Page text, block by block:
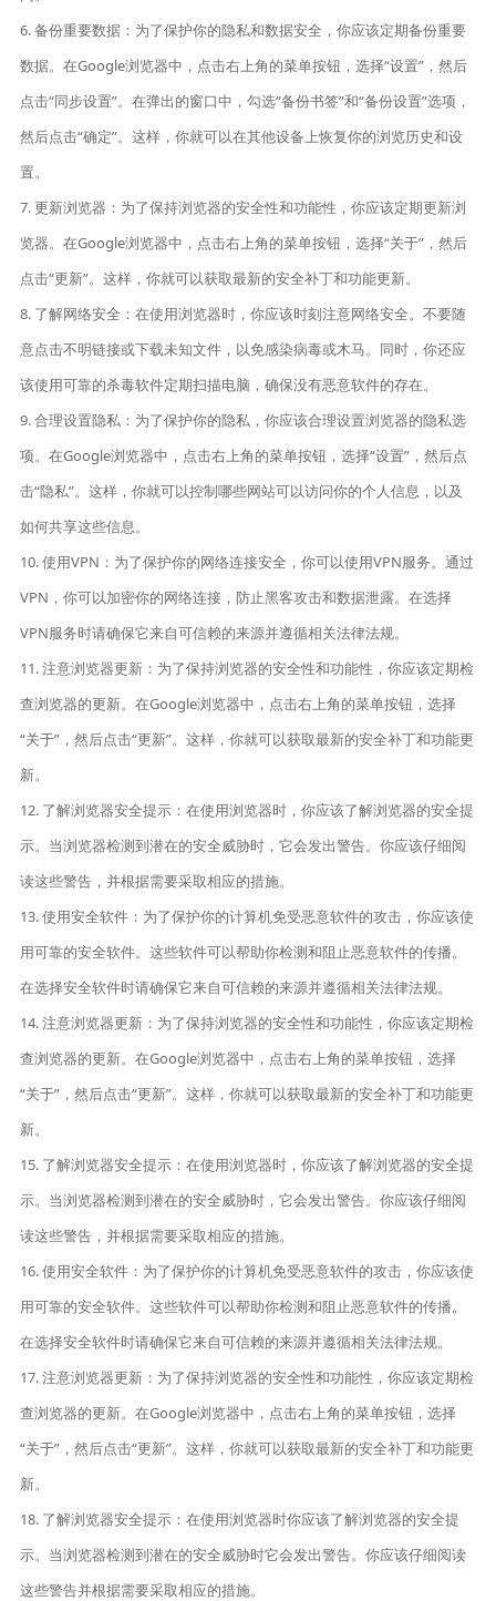
6. 备份重要数据：为了保护你的隐私和数据安全，你应该定期备份重要
数据。在Google浏览器中，点击右上角的菜单按钮，选择“设置”，然后
点击“同步设置”。在弹出的窗口中，勾选“备份书签”和“备份设置”选项，
然后点击“确定”。这样，你就可以在其他设备上恢复你的浏览历史和设
置。
7. 更新浏览器：为了保持浏览器的安全性和功能性，你应该定期更新浏
览器。在Google浏览器中，点击右上角的菜单按钮，选择“关于”，然后
点击“更新”。这样，你就可以获取最新的安全补丁和功能更新。
8. 了解网络安全：在使用浏览器时，你应该时刻注意网络安全。不要随
意点击不明链接或下载未知文件，以免感染病毒或木马。同时，你还应
该使用可靠的杀毒软件定期扫描电脑，确保没有恶意软件的存在。
9. 合理设置隐私：为了保护你的隐私，你应该合理设置浏览器的隐私选
项。在Google浏览器中，点击右上角的菜单按钮，选择“设置”，然后点
击“隐私”。这样，你就可以控制哪些网站可以访问你的个人信息，以及
如何共享这些信息。
10. 使用VPN：为了保护你的网络连接安全，你可以使用VPN服务。通过
VPN，你可以加密你的网络连接，防止黑客攻击和数据泄露。在选择
VPN服务时请确保它来自可信赖的来源并遵循相关法律法规。
11. 注意浏览器更新：为了保持浏览器的安全性和功能性，你应该定期检
查浏览器的更新。在Google浏览器中，点击右上角的菜单按钮，选择
“关于”，然后点击“更新”。这样，你就可以获取最新的安全补丁和功能更
新。
12. 了解浏览器安全提示：在使用浏览器时，你应该了解浏览器的安全提
示。当浏览器检测到潜在的安全威胁时，它会发出警告。你应该仔细阅
读这些警告，并根据需要采取相应的措施。
13. 使用安全软件：为了保护你的计算机免受恶意软件的攻击，你应该使
用可靠的安全软件。这些软件可以帮助你检测和阻止恶意软件的传播。
在选择安全软件时请确保它来自可信赖的来源并遵循相关法律法规。
14. 注意浏览器更新：为了保持浏览器的安全性和功能性，你应该定期检
查浏览器的更新。在Google浏览器中，点击右上角的菜单按钮，选择
“关于”，然后点击“更新”。这样，你就可以获取最新的安全补丁和功能更
新。
15. 了解浏览器安全提示：在使用浏览器时，你应该了解浏览器的安全提
示。当浏览器检测到潜在的安全威胁时，它会发出警告。你应该仔细阅
读这些警告，并根据需要采取相应的措施。
16. 使用安全软件：为了保护你的计算机免受恶意软件的攻击，你应该使
用可靠的安全软件。这些软件可以帮助你检测和阻止恶意软件的传播。
在选择安全软件时请确保它来自可信赖的来源并遵循相关法律法规。
17. 注意浏览器更新：为了保持浏览器的安全性和功能性，你应该定期检
查浏览器的更新。在Google浏览器中，点击右上角的菜单按钮，选择
“关于”，然后点击“更新”。这样，你就可以获取最新的安全补丁和功能更
新。
18. 了解浏览器安全提示：在使用浏览器时你应该了解浏览器的安全提
示。当浏览器检测到潜在的安全威胁时它会发出警告。你应该仔细阅读
这些警告并根据需要采取相应的措施。